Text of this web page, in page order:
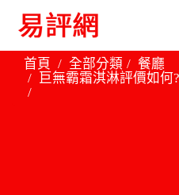
首頁 全部分類
餐廳
巨無霸霜淇淋評價如何